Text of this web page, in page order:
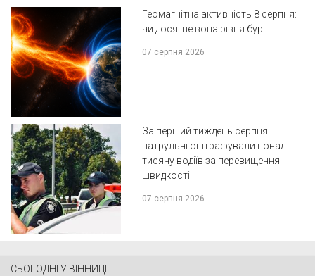
Геомагнітна активність 8 серпня:
чи досягне вона рівня бурі
07 серпня 2026
За перший тиждень серпня
патрульні оштрафували понад
тисячу водіїв за перевищення
швидкості
07 серпня 2026
СЬОГОДНІ У ВІННИЦІ